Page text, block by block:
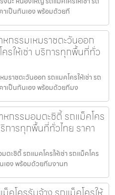
าเป็นกันเอง พร้อมด้วยที
กรรมเหมราชตะวันออก
รให้เช่า บริการทุกพื้นที่ทั่ว
ราชตะวันออก รถแมคโครให้เช่า รถ
าเป็นกันเอง พร้อมด้วยทีมง
หกรรมอมตะซิตี้ รถแม็คโคร
การทุกพื้นที่ทั่วไทย ราคา
ะซิตี้ รถแมคโครให้เช่า รถแม็คโคร
เอง พร้อมด้วยทีมงานท